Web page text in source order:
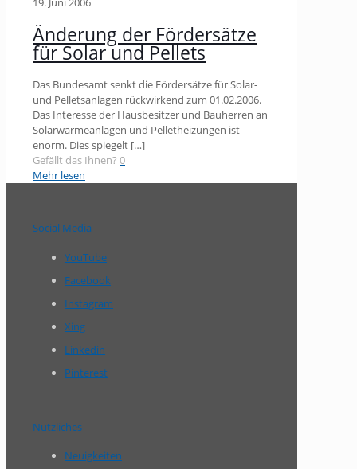
Änderung der Fördersätze
für Solar und Pellets
Das Bundesamt senkt die Fördersätze für Solar-
und Pelletsanlagen rückwirkend zum 01.02.2006.
Das Interesse der Hausbesitzer und Bauherren an
Solarwärmeanlagen und Pelletheizungen ist
enorm. Dies spiegelt […]
Gefällt das Ihnen? 0
Mehr lesen
Social Media
YouTube
Facebook
Instagram
Xing
Linkedin
Pinterest
Nützliches
Neuigkeiten